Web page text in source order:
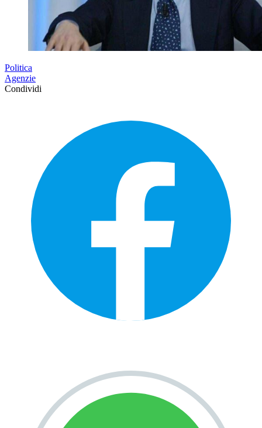
Politica
Agenzie
Condividi